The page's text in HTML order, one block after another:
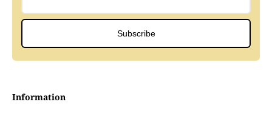
Information
Subscribe